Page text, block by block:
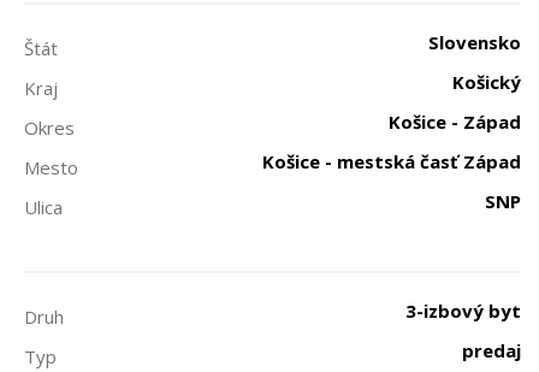
Štát
Slovensko
Kraj
Košický
Okres
Košice - Západ
Mesto
Košice - mestská časť Západ
Ulica
SNP
Druh
3-izbový byt
Typ
predaj